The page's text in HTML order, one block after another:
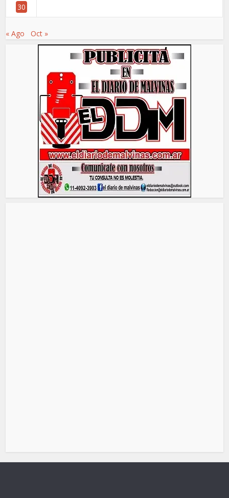
30
« Ago Oct »